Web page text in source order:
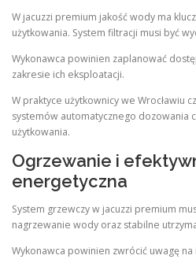
W jacuzzi premium jakość wody ma
użytkowania. System filtracji musi być
Wykonawca powinien zaplanować
zakresie ich eksploatacji.
W praktyce użytkownicy we Wrocławiu
systemów automatycznego dozowania
użytkowania.
Ogrzewanie i
energetyczna
System grzewczy w jacuzzi premium
nagrzewanie wody oraz stabilne
Wykonawca powinien zwrócić uwagę